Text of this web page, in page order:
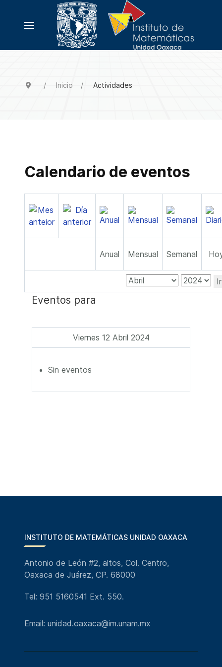
Inicio Actividades
Calendario de eventos
Anual Mensual Semanal
Eventos para
Viernes 12 Abril 2024
Sin eventos
INSTITUTO DE MATEMÁTICAS UNIDAD OAXACA
Antonio de León #2, altos, Col. Centro,
Oaxaca de Juárez, CP. 68000
Tel: 951 5160541 Ext. 550.
Email: unidad.oaxaca@im.unam.mx